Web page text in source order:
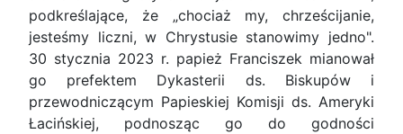
podkreślające, że „chociaż my, chrześcijanie,
jesteśmy liczni, w Chrystusie stanowimy jedno".
30 stycznia 2023 r. papież Franciszek mianował
go prefektem Dykasterii ds. Biskupów i
przewodniczącym Papieskiej Komisji ds. Ameryki
Łacińskiej, podnosząc go do godności